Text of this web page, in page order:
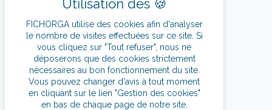
FICHORGA utilise des cookies afin d'analyser
le nombre de visites effectuées sur ce site. Si
vous cliquez sur "Tout refuser", nous ne
déposerons que des cookies strictement
nécessaires au bon fonctionnement du site.
Vous pouvez changer d'avis à tout moment
en cliquant sur le lien "Gestion des cookies"
en bas de chaque page de notre site.